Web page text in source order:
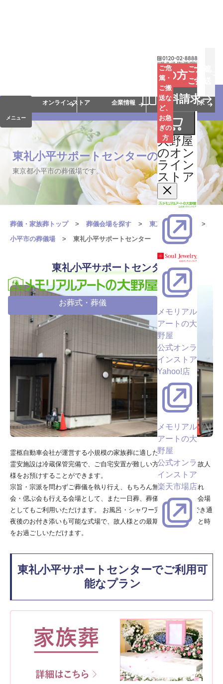
お葬式・葬儀
ご危
篤・
ご搬
送な
ど、
お急
ぎの
方
お急ぎの方ご危篤
ご搬送
資料請求
大野屋
のオン
ライン
ストア
メモリアル
アートの大
野屋
公式オンラ
インストア
Yahoo!店
メモリアル
アートの大
野屋
公式オンラ
インストア
楽天市場店
メニュー
お仏壇
会員サービス
オンラインストア
企業情報 資料請求
東礼小平サポートセンターのご案内
東京都小平市の葬儀場です。
葬儀・家族葬トップ 葬儀会場を探す
東京都の葬儀場
小平市の葬儀場
東礼小平サポートセンター
東礼小平サポートセンター
霊柩自動車会社が運営する小規模の家族葬に適した式場です。
霊安施設は冷蔵保管完備で、ご自宅安置が難しい方でも安心して故人
様をお預けすることができます。
宗旨・宗派を問わずご葬儀を執り行え、もちろん無宗教でのお別れ
会・偲ぶ会も行える会場として、また一日葬、葬儀後の法要法要会場
としてもご利用いただけます。 お風呂・シャワー完備で仮眠もでき通
夜後のお付き添いも可能な式場で、故人様との最期のお別れのひと時
をお過ごしいただけます。
東礼小平サポートセンターでご利用可
能なプラン